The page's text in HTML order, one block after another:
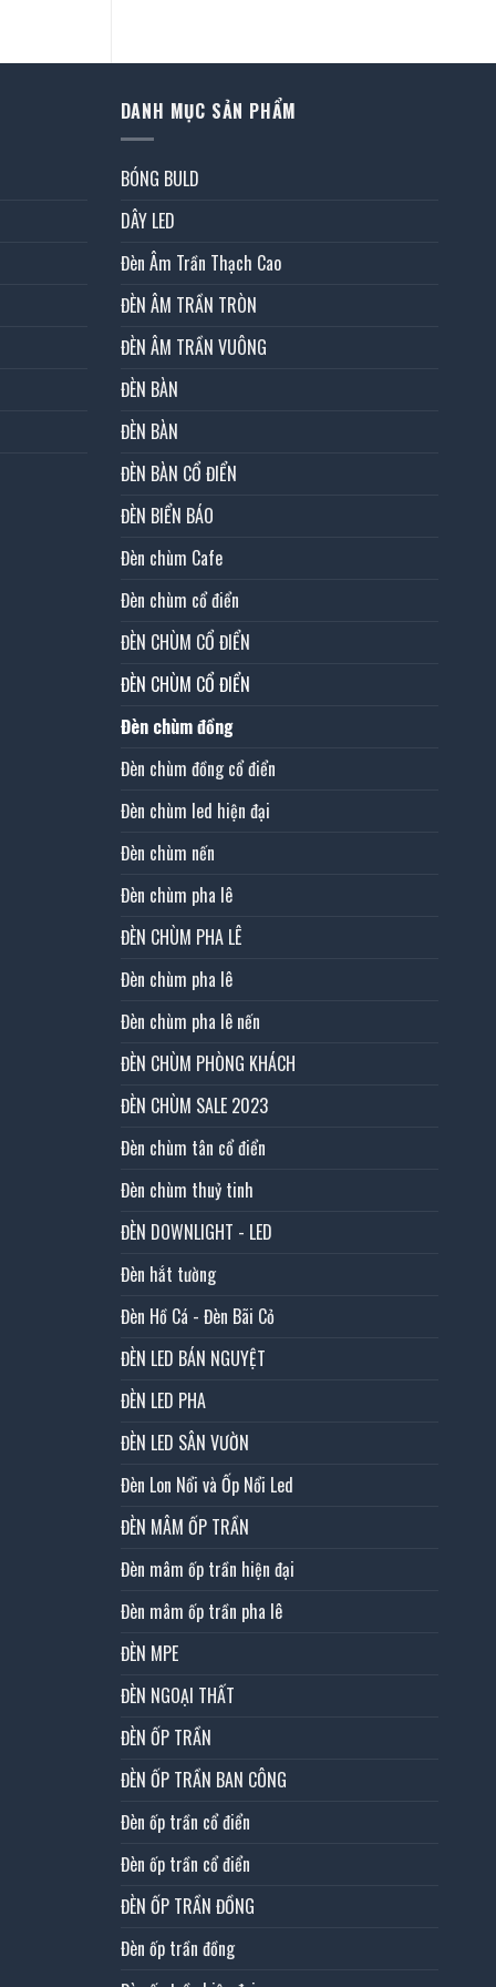
DANH MỤC SẢN PHẨM
BÓNG BULD
DÂY LED
Đèn Âm Trần Thạch Cao
ĐÈN ÂM TRẦN TRÒN
ĐÈN ÂM TRẦN VUÔNG
ĐÈN BÀN
ĐÈN BÀN
ĐÈN BÀN CỔ ĐIỂN
ĐÈN BIỂN BÁO
Đèn chùm Cafe
Đèn chùm cổ điển
ĐÈN CHÙM CỔ ĐIỂN
ĐÈN CHÙM CỔ ĐIỂN
Đèn chùm đồng
Đèn chùm đồng cổ điển
Đèn chùm led hiện đại
Đèn chùm nến
Đèn chùm pha lê
ĐÈN CHÙM PHA LÊ
Đèn chùm pha lê
Đèn chùm pha lê nến
ĐÈN CHÙM PHÒNG KHÁCH
ĐÈN CHÙM SALE 2023
Đèn chùm tân cổ điển
Đèn chùm thuỷ tinh
ĐÈN DOWNLIGHT - LED
Đèn hắt tường
Đèn Hồ Cá - Đèn Bãi Cỏ
ĐÈN LED BÁN NGUYỆT
ĐÈN LED PHA
ĐÈN LED SÂN VƯỜN
Đèn Lon Nổi và Ốp Nổi Led
ĐÈN MÂM ỐP TRẦN
Đèn mâm ốp trần hiện đại
Đèn mâm ốp trần pha lê
ĐÈN MPE
ĐÈN NGOẠI THẤT
ĐÈN ỐP TRẦN
ĐÈN ỐP TRẦN BAN CÔNG
Đèn ốp trần cổ điển
Đèn ốp trần cổ điển
ĐÈN ỐP TRẦN ĐỒNG
Đèn ốp trần đồng